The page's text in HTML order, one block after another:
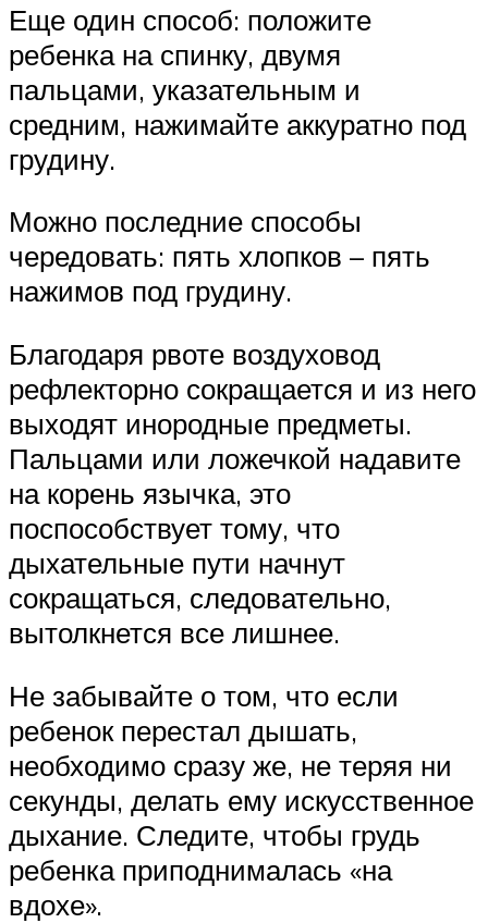
Еще один способ: положите
ребенка на спинку, двумя
пальцами, указательным и
средним, нажимайте аккуратно под
грудину.
Можно последние способы
чередовать: пять хлопков – пять
нажимов под грудину.
Благодаря рвоте воздуховод
рефлекторно сокращается и из него
выходят инородные предметы.
Пальцами или ложечкой надавите
на корень язычка, это
поспособствует тому, что
дыхательные пути начнут
сокращаться, следовательно,
вытолкнется все лишнее.
Не забывайте о том, что если
ребенок перестал дышать,
необходимо сразу же, не теряя ни
секунды, делать ему искусственное
дыхание. Следите, чтобы грудь
ребенка приподнималась «на
вдохе».